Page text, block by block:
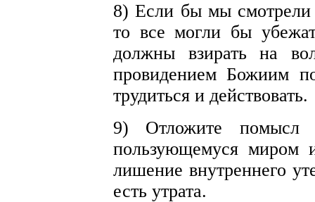
8) Если бы мы смотрели
то все могли бы
должны взирать на
провидением Божиим
трудиться и действовать.
9) Отложите помысл
пользующемуся миром
лишение внутреннего
есть утрата.